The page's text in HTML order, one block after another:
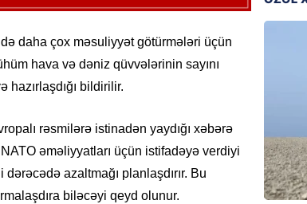
daha çox məsuliyyət götürmələri üçün
hava və dəniz qüvvələrinin sayını
bildirilir.
rəsmilərə istinadən yaydığı xəbərə
əməliyyatları üçün istifadəyə verdiyi
azaltmağı planlaşdırır. Bu
biləcəyi qeyd olunur.
Çingiz
bərpa
İDMAN